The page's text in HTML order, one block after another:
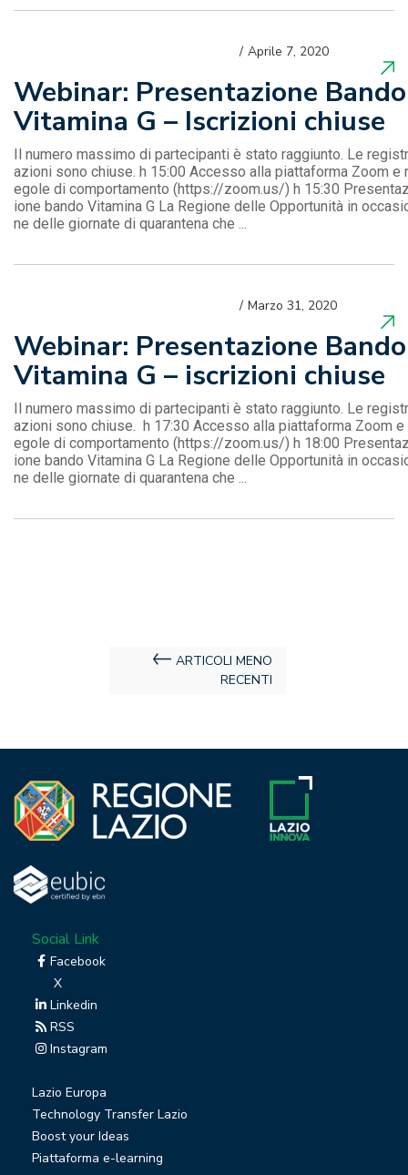
Webinar: Presentazione Bando
Vitamina G – Iscrizioni chiuse
Aprile 7, 2020
Il numero massimo di partecipanti è stato raggiunto. Le registr
azioni sono chiuse. h 15:00 Accesso alla piattaforma Zoom e r
egole di comportamento (https://zoom.us/) h 15:30
ione bando Vitamina G La Regione delle Opportunità in
ne delle giornate di quarantena che ...
Webinar: Presentazione Bando
Vitamina G – iscrizioni chiuse
Marzo 31, 2020
Il numero massimo di partecipanti è stato raggiunto. Le registr
azioni sono chiuse. h 17:30 Accesso alla piattaforma Zoom e
egole di comportamento (https://zoom.us/) h 18:00
ione bando Vitamina G La Regione delle Opportunità in
ne delle giornate di quarantena che ...
ARTICOLI MENO
RECENTI
Social Link
Facebook
X
Linkedin
RSS
Instagram
Lazio Europa
Technology Transfer Lazio
Boost your Ideas
Piattaforma e-learning